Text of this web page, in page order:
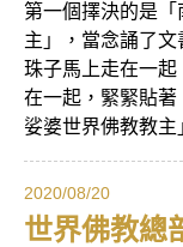
第一個擇決的是
主」，當念誦了
珠子馬上走在一
在一起，緊緊貼
娑婆世界佛教教主
2020/08/20
世界佛教總